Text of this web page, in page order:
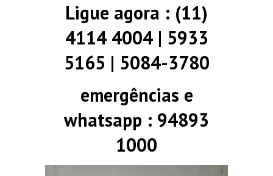
Ligue agora : (11)
4114 4004 | 5933
5165 | 5084-3780
emergências e
whatsapp : 94893
1000